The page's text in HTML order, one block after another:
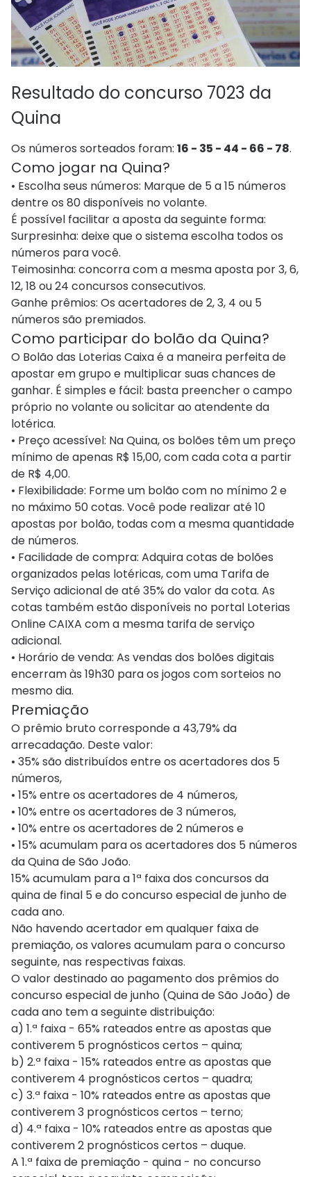
Resultado do concurso 7023 da
Quina
Os números sorteados foram: 16 - 35 - 44 - 66 - 78.
Como jogar na Quina?
• Escolha seus números: Marque de 5 a 15 números
dentre os 80 disponíveis no volante.
É possível facilitar a aposta da seguinte forma:
Surpresinha: deixe que o sistema escolha todos os
números para você.
Teimosinha: concorra com a mesma aposta por 3, 6,
12, 18 ou 24 concursos consecutivos.
Ganhe prêmios: Os acertadores de 2, 3, 4 ou 5
números são premiados.​​​​​​​​
Como participar do bolão da Quina?
O Bolão das Loterias Caixa é a maneira perfeita de
apostar em grupo e multiplicar suas chances de
ganhar. É simples e fácil: basta preencher o campo
próprio no volante ou solicitar ao atendente da
lotérica.
• Preço acessível: Na Quina, os bolões têm um preço
mínimo de apenas R$ 15,00, com cada cota a partir
de R$ 4,00.
• Flexibilidade: Forme um bolão com no mínimo 2 e
no máximo 50 cotas. Você pode realizar até 10
apostas por bolão, todas com a mesma quantidade
de números.
• Facilidade de compra: Adquira cotas de bolões
organizados pelas lotéricas, com uma Tarifa de
Serviço adicional de até 35% do valor da cota. As
cotas também estão disponíveis no portal Loterias
Online CAIXA com a mesma tarifa de serviço
adicional.
• Horário de venda: As vendas dos bolões digitais
encerram às 19h30 para os jogos com sorteios no
mesmo dia.
Premiação
O prêmio bruto corresponde a 43,79% da
arrecadação. Deste valor:
• 35% são distribuídos entre os acertadores dos 5
números,
• 15% entre os acertadores de 4 números,
• 10% entre os acertadores de 3 números,
• 10% entre os acertadores de 2 números e
• 15% acumulam para os acertadores dos 5 números
da Quina de São João.
15% acumulam para a 1ª faixa dos concursos da
quina de final 5 e do concurso especial de junho de
cada ano.
Não havendo acertador em qualquer faixa de
premiação, os valores acumulam para o concurso
seguinte, nas respectivas faixas.
O valor destinado ao pagamento dos prêmios do
concurso especial de junho (Quina de São João) de
cada ano tem a seguinte distribuição:
a) 1.ª faixa - 65% rateados entre as apostas que
contiverem 5 prognósticos certos – quina;
b) 2.ª faixa - 15% rateados entre as apostas que
contiverem 4 prognósticos certos – quadra;
c) 3.ª faixa - 10% rateados entre as apostas que
contiverem 3 prognósticos certos – terno;
d) 4.ª faixa - 10% rateados entre as apostas que
contiverem 2 prognósticos certos – duque.
A 1.ª faixa de premiação - quina - no concurso